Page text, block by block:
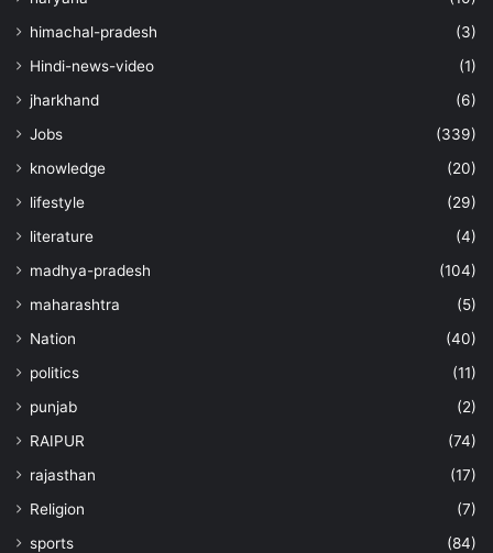
himachal-pradesh
(3)
Hindi-news-video
(1)
jharkhand
(6)
Jobs
(339)
knowledge
(20)
lifestyle
(29)
literature
(4)
madhya-pradesh
(104)
maharashtra
(5)
Nation
(40)
politics
(11)
punjab
(2)
RAIPUR
(74)
rajasthan
(17)
Religion
(7)
sports
(84)